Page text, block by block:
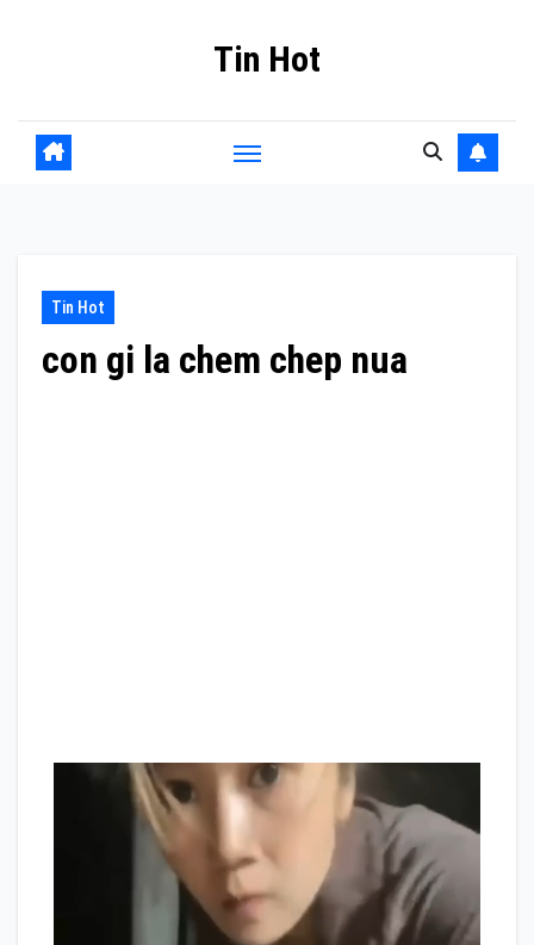
Tin Hot
Tin Hot
con gi la chem chep nua